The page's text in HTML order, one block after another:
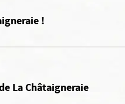
!
La Châtaigneraie